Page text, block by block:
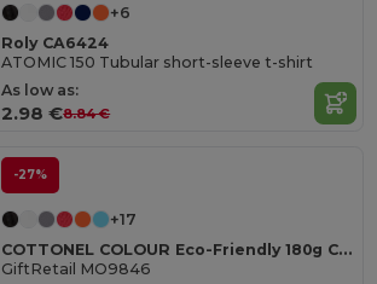
+6
Roly CA6424
ATOMIC 150 Tubular short-sleeve t-shirt
As low as:
2.98 €8.84 €
-27%
+17
COTTONEL COLOUR Eco-Friendly 180g Cotton Shopping Bag with Long Handles
GiftRetail MO9846